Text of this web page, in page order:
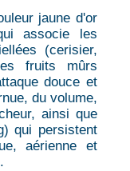
jaune d'or
associe les
(cerisier,
fruits mûrs
douce et
du volume,
ainsi que
qui persistent
aérienne et